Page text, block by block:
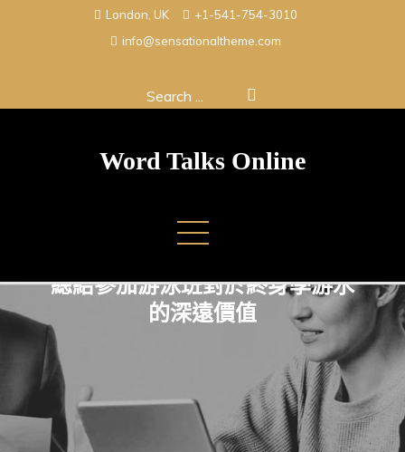
London, UK
+1-541-754-3010
info@sensationaltheme.com
Search
Word Talks Online
總結參加游泳班對於終身學游水
的深遠價值